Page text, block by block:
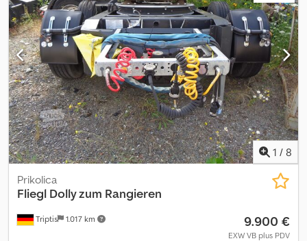
1 / 8
Triptis 1.017 km
Prikolica
Fliegl Dolly zum Rangieren
9.900 €
EXW VB plus PDV